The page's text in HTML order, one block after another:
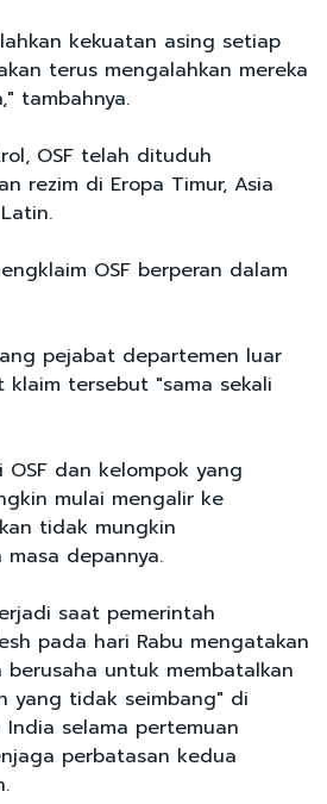
kekuatan asing setiap
terus mengalahkan mereka
tambahnya.
OSF telah dituduh
rezim di Eropa Timur, Asia
OSF berperan dalam
pejabat departemen luar
klaim tersebut "sama sekali
dan kelompok yang
mulai mengalir ke
tidak mungkin
depannya.
saat pemerintah
pada hari Rabu mengatakan
berusaha untuk membatalkan
yang tidak seimbang" di
selama pertemuan
perbatasan kedua